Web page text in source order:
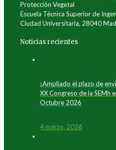
Protección Vegetal
Escuela Técnica Superior de
Ciudad Universitaria, 28040
Noticias recientes
¡Ampliado el plazo de
XX Congreso de la SEMh
Octubre 2026
4 marzo, 2026